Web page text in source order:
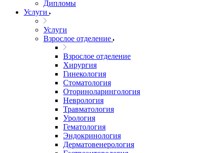
Дипломы
Услуги
Услуги
Взрослое отделение
Взрослое отделение
Хирургия
Гинекология
Стоматология
Оториноларингология
Неврология
Травматология
Урология
Гематология
Эндокринология
Дерматовенерология